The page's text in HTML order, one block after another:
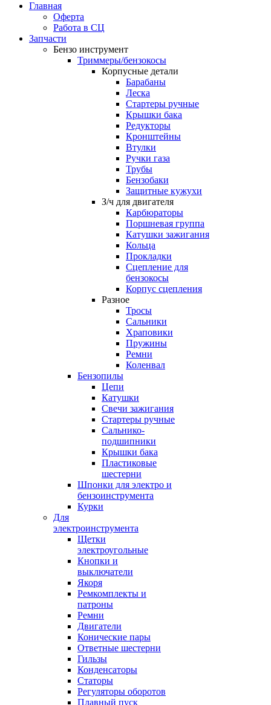
Главная
Оферта
Работа в СЦ
Запчасти
Бензо инструмент
Триммеры/бензокосы
Корпусные детали
Барабаны
Леска
Стартеры ручные
Крышки бака
Редукторы
Кронштейны
Втулки
Ручки газа
Трубы
Бензобаки
Защитные кужухи
З/ч для двигателя
Карбюраторы
Поршневая группа
Катушки зажигания
Кольца
Прокладки
Сцепление для
бензокосы
Корпус сцепления
Разное
Тросы
Сальники
Храповики
Пружины
Ремни
Коленвал
Бензопилы
Цепи
Катушки
Свечи зажигания
Стартеры ручные
Сальнико-
подшипники
Крышки бака
Пластиковые
шестерни
Шпонки для электро и
бензоинструмента
Курки
Для
электроинструмента
Щетки
электроугольные
Кнопки и
выключатели
Якоря
Ремкомплекты и
патроны
Ремни
Двигатели
Конические пары
Ответные шестерни
Гильзы
Конденсаторы
Статоры
Регуляторы оборотов
Плавный пуск